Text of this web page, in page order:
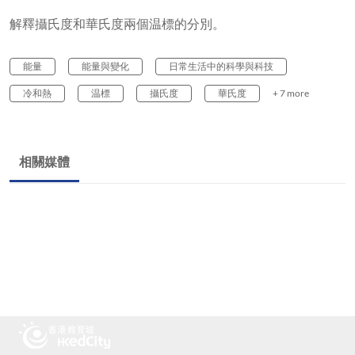
解釋攝氏度和華氏度兩個温標的分別。
能量 能量與變化 日常生活中的科學與科技
冷和熱 温標 攝氏度 華氏度 + 7 more
相關媒體